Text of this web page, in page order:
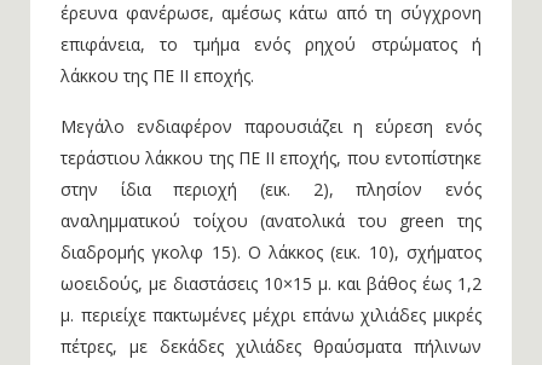
έρευνα φανέρωσε, αμέσως κάτω από τη σύγχρονη
επιφάνεια, το τμήμα ενός ρηχού στρώματος ή
λάκκου της ΠΕ ΙΙ εποχής.
Μεγάλο ενδιαφέρον παρουσιάζει η εύρεση ενός
τεράστιου λάκκου της ΠΕ ΙΙ εποχής, που εντοπίστηκε
στην ίδια περιοχή (εικ. 2), πλησίον ενός
αναλημματικού τοίχου (ανατολικά του green της
διαδρομής γκολφ 15). Ο λάκκος (εικ. 10), σχήματος
ωοειδούς, με διαστάσεις 10×15 μ. και βάθος έως 1,2
μ. περιείχε πακτωμένες μέχρι επάνω χιλιάδες μικρές
πέτρες, με δεκάδες χιλιάδες θραύσματα πήλινων